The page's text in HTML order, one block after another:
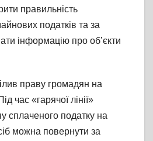
правильність
податків та за
інформацію про об’єкти
праву громадян на
час «гарячої лінії»
сплаченого податку на
можна повернути за